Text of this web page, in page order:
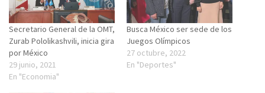
Secretario General de la OMT,
Zurab Pololikashvili, inicia gira
por México
29 junio, 2021
En "Economia"
Busca México ser sede de los
Juegos Olímpicos
27 octubre, 2022
En "Deportes"